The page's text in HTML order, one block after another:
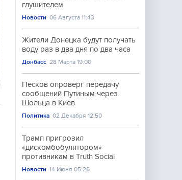
глушителем
Новости 06 Августа 11:43
Жители Донецка будут получать
воду раз в два дня по два часа
Донбасс 28 Марта 19:00
Песков опроверг передачу
сообщений Путиным через
Шольца в Киев
Политика 02 Декабря 12:50
Трамп пригрозил
«дискомбобулятором»
противникам в Truth Social
Новости 14 Июня 05:26